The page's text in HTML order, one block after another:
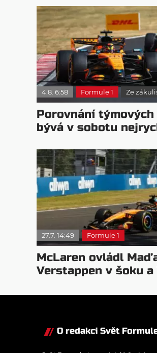
4.8. 6:58 Formule 1 Ze
Porovnání týmových
bývá v sobotu
27.7. 14:49 Formule 1
McLaren ovládl
Verstappen v šoku
O redakci Svět